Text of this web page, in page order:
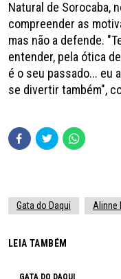
Natural de Sorocaba,
compreender as
mas não a defende.
entender, pela ótica
é o seu passado... eu
se divertir também",
Gata do Daqui Alinne
LEIA TAMBÉM